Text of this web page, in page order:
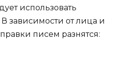
использовать
зависимости от лица и
писем разнятся: